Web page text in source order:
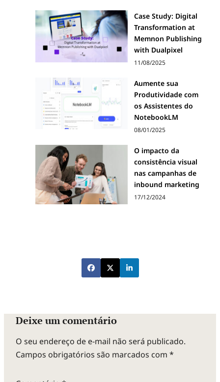
Case Study: Digital
Transformation at
Memnon Publishing
with Dualpixel
11/08/2025
Aumente sua
Produtividade com
os Assistentes do
NotebookLM
08/01/2025
O impacto da
consistência visual
nas campanhas de
inbound marketing
17/12/2024
Deixe um comentário
O seu endereço de e-mail não será publicado.
Campos obrigatórios são marcados com *